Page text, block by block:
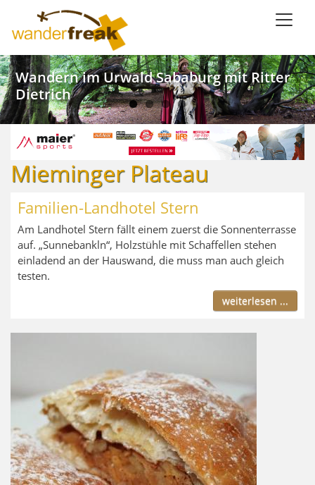
Wandern im Urwald Sababurg mit Ritter
Dietrich
Wandern mit Meerblick in Ligurien
Weinwandern im Lieblichen Taubertal
Kanu SaarFari im Wiltinger Saarbogen
Mieminger Plateau
Familien-Landhotel Stern
Am Landhotel Stern fällt einem zuerst die Sonnenterrasse
auf. „Sunnebankln“, Holzstühle mit Schaffellen stehen
einladend an der Hauswand, die muss man auch gleich
testen.
weiterlesen ...